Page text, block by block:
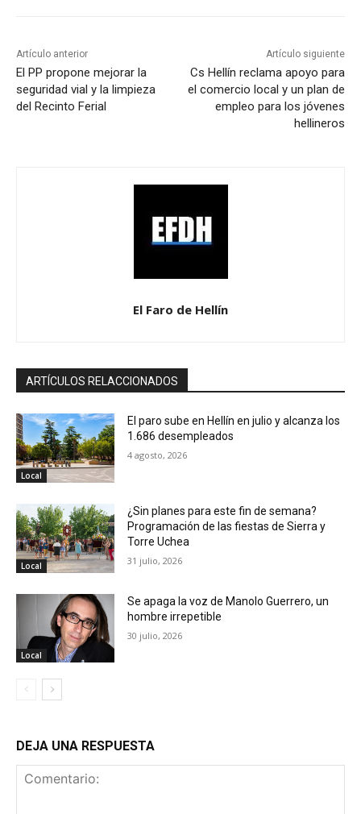
Artículo anterior
El PP propone mejorar la
seguridad vial y la limpieza
del Recinto Ferial
Artículo siguiente
Cs Hellín reclama apoyo para
el comercio local y un plan de
empleo para los jóvenes
hellineros
El Faro de Hellín
ARTÍCULOS RELACCIONADOS
Local
El paro sube en Hellín en julio y alcanza los
1.686 desempleados
4 agosto, 2026
Local
¿Sin planes para este fin de semana?
Programación de las fiestas de Sierra y
Torre Uchea
31 julio, 2026
Local
Se apaga la voz de Manolo Guerrero, un
hombre irrepetible
30 julio, 2026
DEJA UNA RESPUESTA